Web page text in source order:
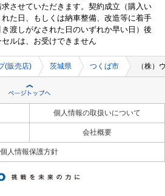
させていただきます。契約成立（購入い
た日、もしくは納車整備、改造等に着手
渡しがなされた日のいずれか早い日）後
ルは、お受けできません
(販売店) 茨城県 つくば市 （株）
個人情報の取扱いについて
会社概要
個人情報保護方針